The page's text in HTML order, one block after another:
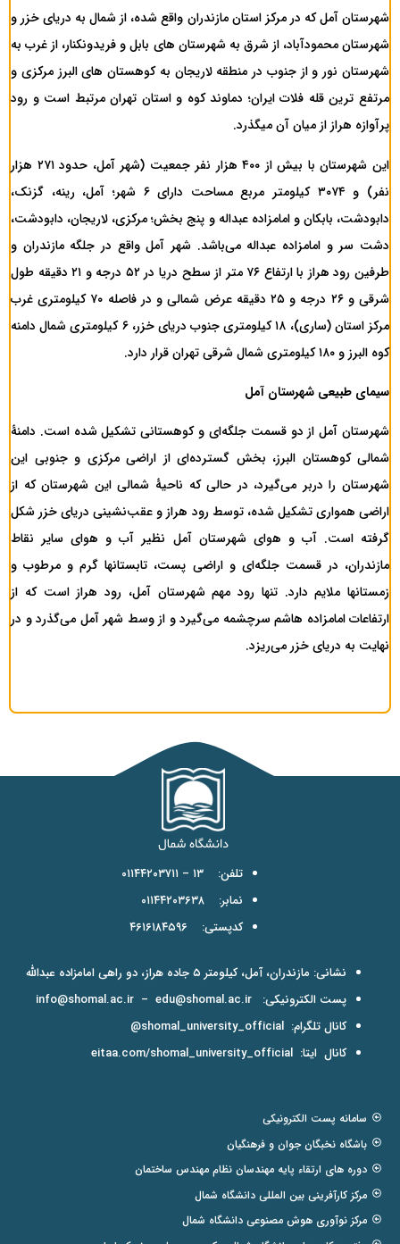
شهرستان آمل که در مرکز استان مازندران واقع شده، از شمال به دریای خزر و
شهرستان محمودآباد، از شرق به شهرستان های بابل و فریدونکنار، از غرب به
شهرستان نور و از جنوب در منطقه لاریجان به کوهستان های البرز مرکزی و
مرتفع ترین قله فلات ایران؛ دماوند کوه و استان تهران مرتبط است و رود
پرآوازه هراز از میان آن میگذرد.
این شهرستان با بیش از ۴۰۰ هزار نفر جمعیت (شهر آمل، حدود ۲۷۱ هزار
نفر) و ۳۰۷۴ کیلومتر مربع مساحت دارای ۶ شهر؛ آمل، رینه، گزنک،
دابودشت، بابکان و امامزاده عبداله و پنج بخش؛ مرکزی، لاریجان، دابودشت،
دشت سر و امامزاده عبداله می‌باشد. شهر آمل واقع در جلگه مازندران و
طرفین رود هراز با ارتفاع ۷۶ متر از سطح دریا در ۵۲ درجه و ۲۱ دقیقه طول
شرقی و ۲۶ درجه و ۲۵ دقیقه عرض شمالی و در فاصله ۷۰ کیلومتری غرب
مرکز استان (ساری)، ۱۸ کیلومتری جنوب دریای خزر، ۶ کیلومتری شمال دامنه
کوه البرز و ۱۸۰ کیلومتری شمال شرقی تهران قرار دارد.
سیمای طبیعی شهرستان آمل
شهرستان آمل از دو قسمت جلگه‌ای و کوهستانی تشکیل شده است. دامنۀ
شمالی کوهستان البرز، بخش گسترده‌ای از اراضی مرکزی و جنوبی این
شهرستان را در‌بر می‌گیرد، در حالی که ناحیۀ شمالی این شهرستان که از
اراضی همواری تشکیل شده، توسط رود هراز و عقب‌نشینی دریای خزر شکل
گرفته است. آب و هوای شهرستان آمل نظیر آب و هوای سایر نقاط
مازندران، در قسمت جلگه‌ای و اراضی پست، تابستانها گرم و مرطوب و
زمستانها ملایم دارد. تنها رود مهم شهرستان آمل، رود هراز است که از
ارتفاعات امامزاده هاشم سرچشمه می‌گیرد و از وسط شهر آمل می‌گذرد و در
نهایت به دریای خزر می‌ریزد.
تلفن: ۱۳ – ۰۱۱۴۴۲۰۳۷۱۱
نمابر: ۰۱۱۴۴۲۰۳۶۳۸
کدپستی: ۴۶۱۶۱۸۴۵۹۶
نشانی: مازندران، آمل، کیلومتر ۵ جاده هراز، دو راهی امامزاده عبدالله
پست الکترونیکی:
info@shomal.ac.ir – edu@shomal.ac.ir
کانال تلگرام: shomal_university_official@
کانال ایتا: eitaa.com/shomal_university_official
سامانه پست الکترونیکی
باشگاه نخبگان جوان و فرهنگیان
دوره های ارتقاء پایه مهندسان نظام مهندس ساختمان
مرکز کارآفرینی بین المللی دانشگاه شمال
مرکز نوآوری هوش مصنوعی دانشگاه شمال